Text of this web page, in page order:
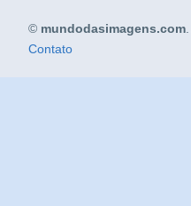
© mundodasimagens.com
Contato